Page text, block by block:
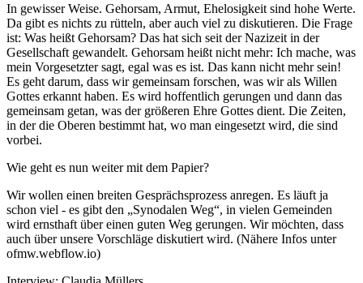
In gewisser Weise. Gehorsam, Armut, Ehelosigkeit sind hohe Werte.
Da gibt es nichts zu rütteln, aber auch viel zu diskutieren. Die Frage
ist: Was heißt Gehorsam? Das hat sich seit der Nazizeit in der
Gesellschaft gewandelt. Gehorsam heißt nicht mehr: Ich mache, was
mein Vorgesetzter sagt, egal was es ist. Das kann nicht mehr sein!
Es geht darum, dass wir gemeinsam forschen, was wir als Willen
Gottes erkannt haben. Es wird hoffentlich gerungen und dann das
gemeinsam getan, was der größeren Ehre Gottes dient. Die Zeiten,
in der die Oberen bestimmt hat, wo man eingesetzt wird, die sind
vorbei.
Wie geht es nun weiter mit dem Papier?
Wir wollen einen breiten Gesprächsprozess anregen. Es läuft ja
schon viel - es gibt den „Synodalen Weg“, in vielen Gemeinden
wird ernsthaft über einen guten Weg gerungen. Wir möchten, dass
auch über unsere Vorschläge diskutiert wird. (Nähere Infos unter
ofmw.webflow.io)